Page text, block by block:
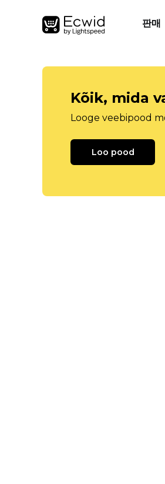
판매
Kõik, mida
Looge veebipood
Loo pood